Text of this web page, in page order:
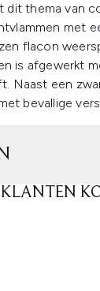
dit thema van
met
flacon
is afgewerkt
Naast een
bevallige